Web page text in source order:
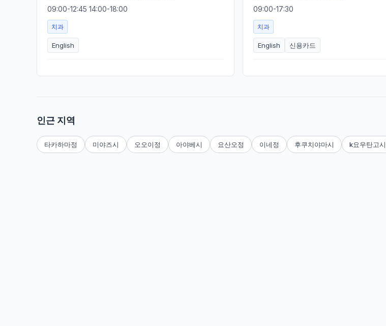
09:00-12:45 14:00-18:00
치과
English
09:00-17:30
치과
English 신용카드
인근 지역
타카하마정 미야즈시 오오이정 아야베시 요산오정 이네정 후쿠치야마시 k요우탄고시